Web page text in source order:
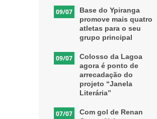
09/07
Base do Ypiranga
promove mais quatro
atletas para o seu
grupo principal
09/07
Colosso da Lagoa
agora é ponto de
arrecadação do
projeto “Janela
Literária”
07/07
Com gol de Renan